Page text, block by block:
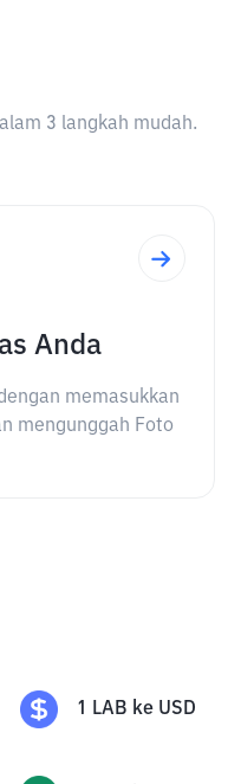
3 langkah mudah.
Anda
memasukkan
mengunggah Foto
1 LAB ke USD